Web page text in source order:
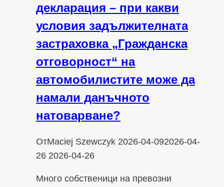
декларация – при какви
условия задължителната
застраховка „Гражданска
отговорност“ на
автомобилистите може да
намали данъчното
натоварване?
ОтMaciej Szewczyk 2026-04-092026-04-
26 2026-04-26
Много собственици на превозни